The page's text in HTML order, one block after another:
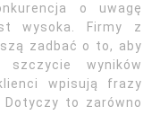
o uwagę
wysoka. Firmy z
zadbać o to, aby
wyników
wpisują frazy
to zarówno